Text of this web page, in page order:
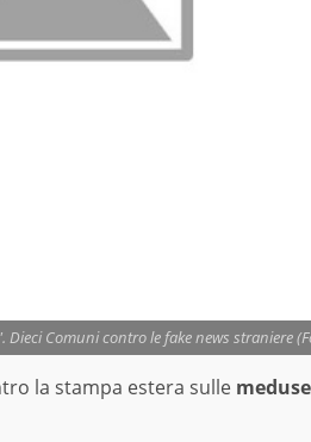
Comuni contro le fake news straniere
la stampa estera sulle